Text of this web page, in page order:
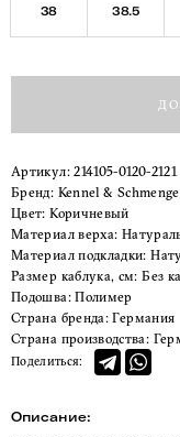
38 38.5
Артикул:214105-0120-2121
Бренд:
Kennel &
Цвет:
Коричневый
Материал верха:
Материал подкладки:
Размер каблука, см: Без
Подошва: Полимер
Страна бренда: Германия
Страна производства:
Поделиться:
Описание: